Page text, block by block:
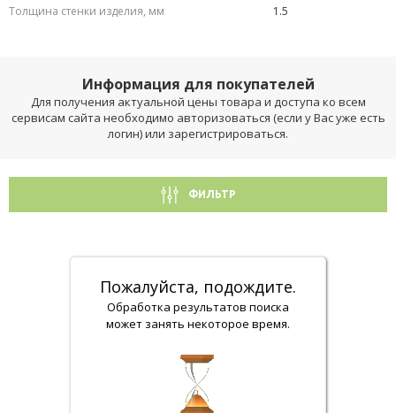
Толщина стенки изделия, мм
1.5
Информация для покупателей
Для получения актуальной цены товара и доступа ко всем
сервисам сайта необходимо авторизоваться (если у Вас уже есть
логин) или зарегистрироваться.
ФИЛЬТР
Пожалуйста, подождите.
Обработка результатов поиска
может занять некоторое время.